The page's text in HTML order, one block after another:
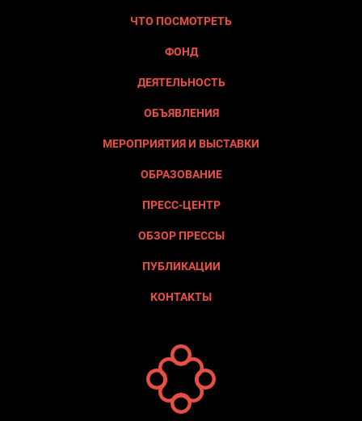
ЧТО ПОСМОТРЕТЬ
ФОНД
ДЕЯТЕЛЬНОСТЬ
ОБЪЯВЛЕНИЯ
МЕРОПРИЯТИЯ И ВЫСТАВКИ
ОБРАЗОВАНИЕ
ПРЕСС-ЦЕНТР
ОБЗОР ПРЕССЫ
ПУБЛИКАЦИИ
КОНТАКТЫ